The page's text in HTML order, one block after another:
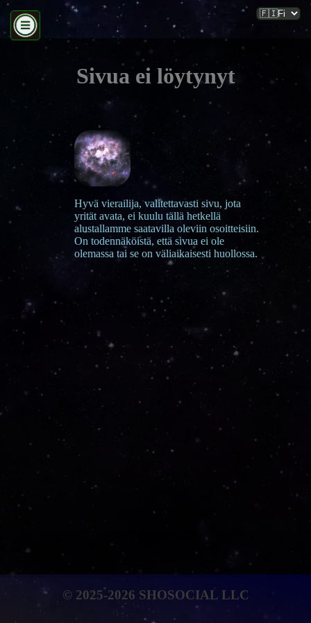
Sivua ei löytynyt
Hyvä vierailija, valitettavasti sivu, jota
yrität avata, ei kuulu tällä hetkellä
alustallamme saatavilla oleviin osoitteisiin.
On todennäköistä, että sivua ei ole
olemassa tai se on väliaikaisesti huollossa.
© 2025-2026 SHOSOCIAL LLC